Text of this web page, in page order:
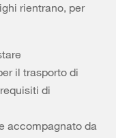
rientrano, per
il trasporto di
di
accompagnato da